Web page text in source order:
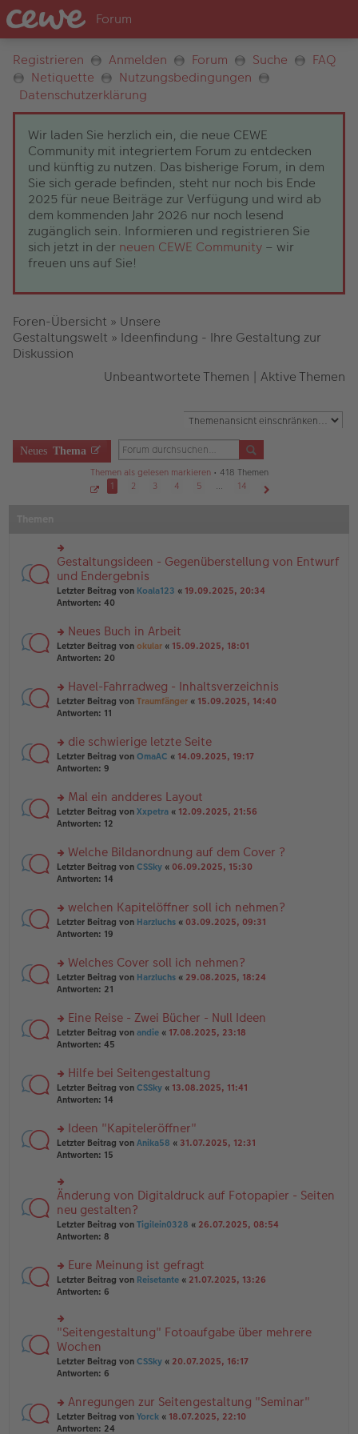
Registrieren Anmelden Forum Suche
FAQ
Netiquette
Nutzungsbedingungen
Datenschutzerklärung
Wir laden Sie herzlich ein, die neue CEWE
Community mit integriertem Forum zu entdecken
und künftig zu nutzen. Das bisherige Forum, in dem
Sie sich gerade befinden, steht nur noch bis Ende
2025 für neue Beiträge zur Verfügung und wird ab
dem kommenden Jahr 2026 nur noch lesend
zugänglich sein. Informieren und registrieren Sie
sich jetzt in der neuen CEWE Community – wir
freuen uns auf Sie!
Foren-Übersicht » Unsere
Gestaltungswelt » Ideenfindung - Ihre Gestaltung zur
Diskussion
Unbeantwortete Themen | Aktive Themen
Neues Thema
Themen als gelesen markieren• 418 Themen
o
1
4
1 2 3 4 5 …
14
rs
te
r
u
n
el
es
e
B
ei
tr
g
Gestaltungsideen - Gegenüberstellung von Entwurf
und Endergebnis
Letzter Beitrag von Koala123 « 19.09.2025, 20:34
Antworten: 40
rs
te
n
g
el
e
n
er
tr
a
g
Neues Buch in Arbeit
Letzter Beitrag von okular « 15.09.2025, 18:01
Antworten: 20
rs
te
n
g
el
e
n
er
tr
a
g
Havel-Fahrradweg - Inhaltsverzeichnis
Letzter Beitrag von Traumfänger « 15.09.2025, 14:40
Antworten: 11
rs
te
n
g
el
e
n
er
tr
a
g
die schwierige letzte Seite
Letzter Beitrag von OmaAC « 14.09.2025, 19:17
Antworten: 9
rs
te
n
g
el
e
n
er
tr
a
g
Mal ein andderes Layout
Letzter Beitrag von Xxpetra « 12.09.2025, 21:56
Antworten: 12
rs
te
n
g
el
e
n
er
tr
a
g
Welche Bildanordnung auf dem Cover ?
Letzter Beitrag von CSSky « 06.09.2025, 15:30
Antworten: 14
rs
te
n
g
el
e
n
er
tr
a
g
welchen Kapitelöffner soll ich nehmen?
Letzter Beitrag von Harzluchs « 03.09.2025, 09:31
Antworten: 19
rs
te
n
g
el
e
n
er
tr
a
g
Welches Cover soll ich nehmen?
Letzter Beitrag von Harzluchs « 29.08.2025, 18:24
Antworten: 21
rs
te
n
g
el
e
n
er
tr
a
g
Eine Reise - Zwei Bücher - Null Ideen
Letzter Beitrag von andie « 17.08.2025, 23:18
Antworten: 45
rs
te
n
g
el
e
n
er
B
ei
tr
g
Hilfe bei Seitengestaltung
Letzter Beitrag von CSSky « 13.08.2025, 11:41
Antworten: 14
rs
te
u
n
g
el
es
e
er
B
ei
tr
g
Ideen "Kapiteleröffner"
Letzter Beitrag von Anika58 « 31.07.2025, 12:31
Antworten: 15
rs
te
r
u
n
el
es
e
er
B
ei
tr
a
g
Änderung von Digitaldruck auf Fotopapier - Seiten
neu gestalten?
Letzter Beitrag von Tigilein0328 « 26.07.2025, 08:54
Antworten: 8
rs
te
u
n
el
es
e
er
B
ei
Eure Meinung ist gefragt
Letzter Beitrag von Reisetante « 21.07.2025, 13:26
Antworten: 6
rs
te
r
u
n
el
es
e
"Seitengestaltung" Fotoaufgabe über mehrere
Wochen
Letzter Beitrag von CSSky « 20.07.2025, 16:17
Antworten: 6
rs
te
Anregungen zur Seitengestaltung "Seminar"
Letzter Beitrag von Yorck « 18.07.2025, 22:10
Antworten: 24